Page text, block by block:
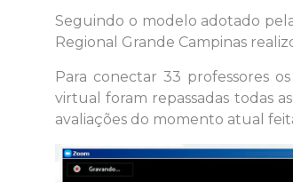
Seguindo o modelo adotado
Regional Grande Campinas
Para conectar 33 professores
virtual foram repassadas todas
avaliações do momento atual